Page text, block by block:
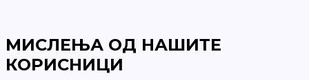
МИСЛЕЊА ОД НАШИТЕ
КОРИСНИЦИ